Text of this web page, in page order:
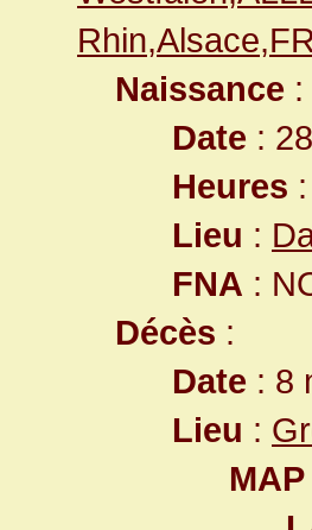
Naissance :
Date :
Heures
Lieu :
FNA :
Décès :
Date : 8
Lieu :
MAP